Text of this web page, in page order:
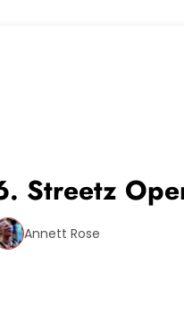
Streetz
Annett Rose